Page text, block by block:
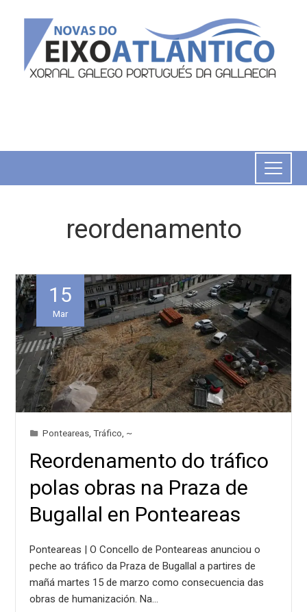
reordenamento
15
Mar
Ponteareas ,Tráfico ~
Reordenamento do tráfico
polas obras na Praza de
Bugallal en Ponteareas
Ponteareas | O Concello de Ponteareas anunciou o
peche ao tráfico da Praza de Bugallal a partires de
mañá martes 15 de marzo como consecuencia das
obras de humanización. Na…